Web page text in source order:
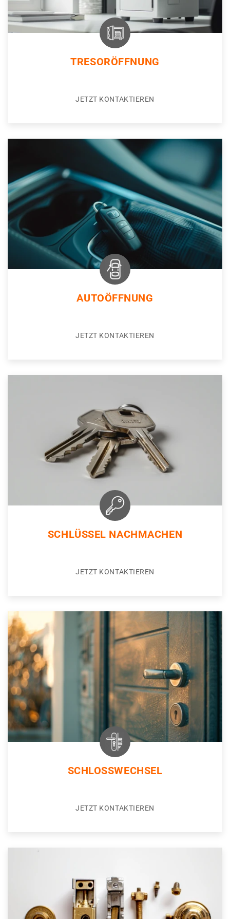
TRESORÖFFNUNG
JETZT KONTAKTIEREN
AUTOÖFFNUNG
JETZT KONTAKTIEREN
SCHLÜSSEL NACHMACHEN
JETZT KONTAKTIEREN
SCHLOSSWECHSEL
JETZT KONTAKTIEREN